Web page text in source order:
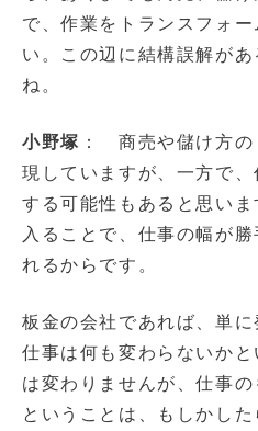
で、作業をトランスフォ
い。この辺に結構誤解が
ね。
小野塚 ： 商売や儲け方の
現していますが、一方で
する可能性もあると思い
入ることで、仕事の幅が
れるからです。
板金の会社であれば、単
仕事は何も変わらないか
は変わりませんが、仕事の
ということは、もしかし